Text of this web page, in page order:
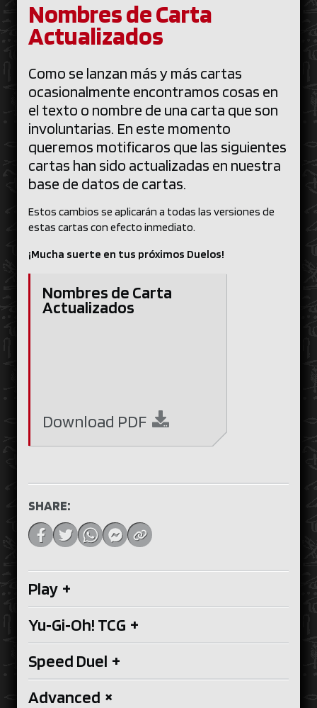
Play +
Yu‑Gi‑Oh! TCG +
Speed Duel +
Advanced+
Nombres de Carta
Actualizados
Como se lanzan más y más cartas
ocasionalmente encontramos cosas en
el texto o nombre de una carta que son
involuntarias. En este momento
queremos motificaros que las siguientes
cartas han sido actualizadas en nuestra
base de datos de cartas.
Estos cambios se aplicarán a todas las versiones de
estas cartas con efecto inmediato.
¡Mucha suerte en tus próximos Duelos!
Nombres de Carta
Actualizados
Download PDF
SHARE: